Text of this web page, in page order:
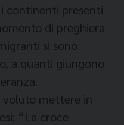
continenti presenti
di preghiera
si sono
a quanti giungono
voluto mettere in
“La croce